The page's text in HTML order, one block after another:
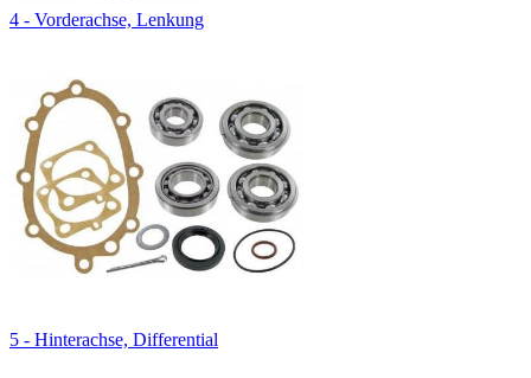
4 - Vorderachse, Lenkung
5 - Hinterachse, Differential